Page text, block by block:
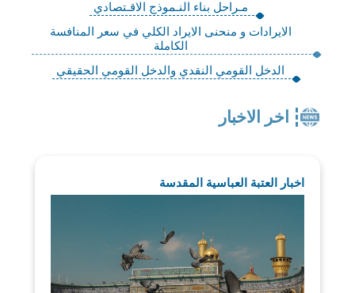
مـراحل بناء النـموذج الاقـتصادي
الايرادات و منحنى الايراد الكلي في سعر المنافسة
الكاملة
الدخل القومي النقدي والدخل القومي الحقيقي
اخر الاخبار
اخبار العتبة العباسية المقدسة